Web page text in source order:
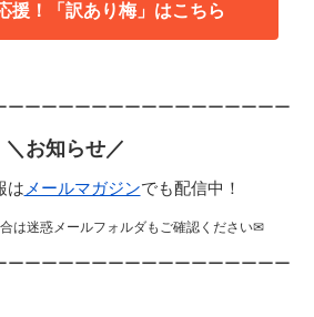
援！「訳あり梅」はこちら
ーーーーーーーーーーーーーーーーー
＼お知らせ／
は メールマガジンでも配信中！
は迷惑メールフォルダもご確認ください✉
ーーーーーーーーーーーーーーーーー